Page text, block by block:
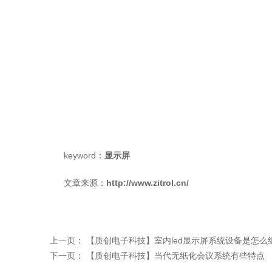
keyword： 显示屏
文章来源： http://www.zitrol.cn/
上一页：
【质创电子科技】室内led显示屏系统设备是怎么
下一页：
【质创电子科技】当代无纸化会议系统有些特点